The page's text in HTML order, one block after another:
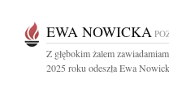
EWA NOWICKA
Z głębokim żalem
2025 roku odeszła Ewa